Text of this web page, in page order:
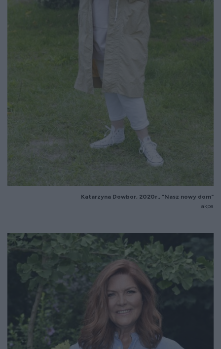
Katarzyna Dowbor, 2020r., "Nasz nowy dom"
akpa